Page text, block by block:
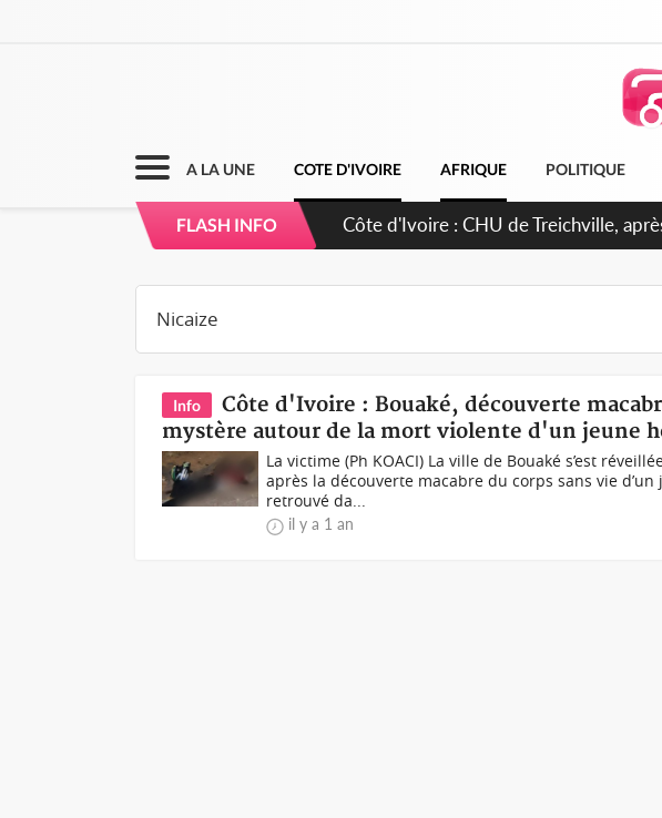
A LA UNE COTE D'IVOIRE AFRIQUE POLITIQUE
FLASH INFO
Côte d'Ivoire : CHU de Treichville,
Info
Côte d'Ivoire : Bouaké, découverte
mystère autour de la mort violente d'un jeune
La victime (Ph KOACI) La ville de Bouaké s’est
après la découverte macabre du corps sans vie
retrouvé da...
il y a 1 an